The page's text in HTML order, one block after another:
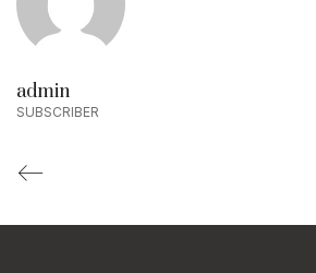
admin
SUBSCRIBER